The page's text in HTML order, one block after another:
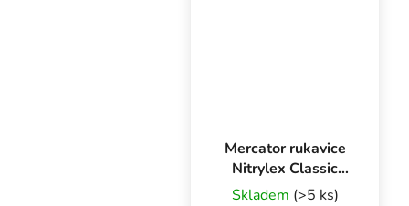
Mercator rukavice
Nitrylex Classic
BLUE XL, 100 ks
Skladem (>5 ks)